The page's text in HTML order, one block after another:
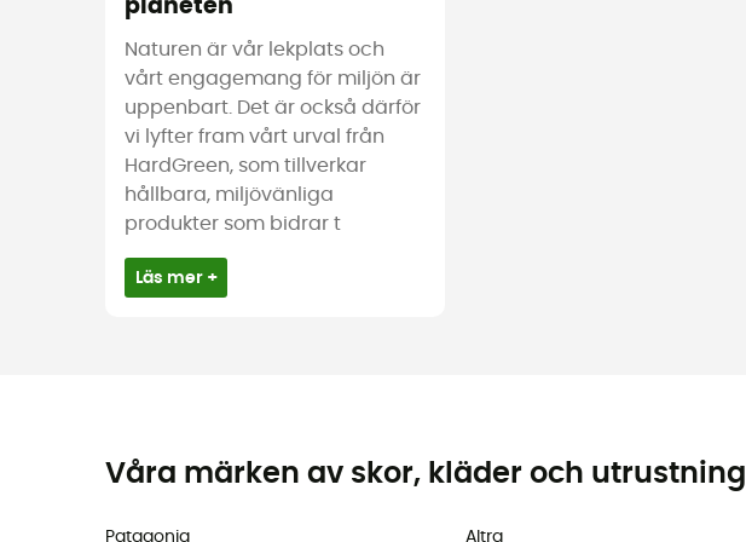
planeten
Naturen är vår lekplats och
vårt engagemang för miljön är
uppenbart. Det är också därför
vi lyfter fram vårt urval från
HardGreen, som tillverkar
hållbara, miljövänliga
produkter som bidrar t
Läs mer +
Våra märken av skor, kläder och utrustning
Patagonia Altra